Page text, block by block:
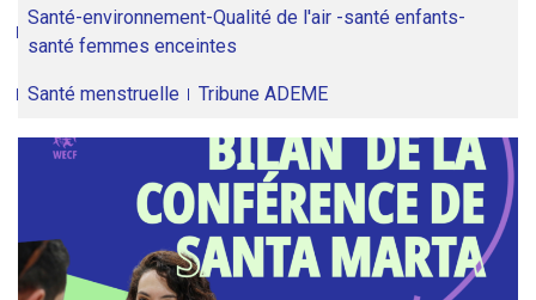
Santé-environnement-Qualité de l'air -santé enfants-
santé femmes enceintes
Santé menstruelle Tribune ADEME